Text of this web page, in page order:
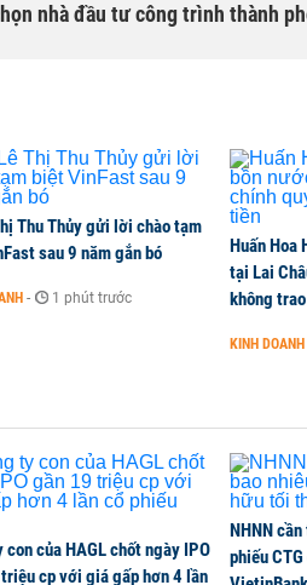
nhà đầu tư công trình thành
ai đã mua vào?
lao động công trình đóng
Khoa bị khởi tố
Thu Thủy gửi lời chào tạm
sau 9 năm gắn bó
- 1 phút trước
Huấn Hoa
tại Lai
không
KINH DOANH
con của HAGL chốt ngày IPO
cp với giá gấp hơn 4 lần
NHNN
phiếu